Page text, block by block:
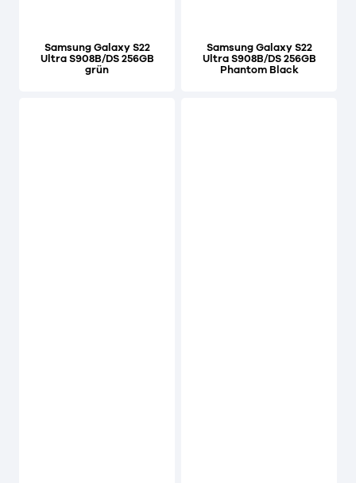
Samsung Galaxy S22
Ultra S908B/DS 256GB
grün
Samsung Galaxy S22
Ultra S908B/DS 256GB
Phantom Black